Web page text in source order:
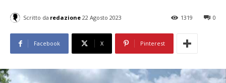
Scritto da redazione 22 Agosto 2023 0
1319
Facebook X Pinterest